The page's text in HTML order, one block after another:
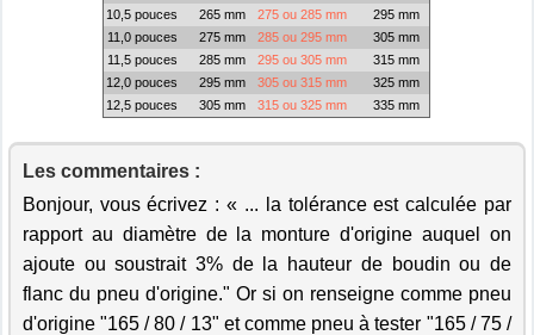
10,5 pouces
265 mm 275 ou 285 mm
295 mm
11,0 pouces
275 mm 285 ou 295 mm
305 mm
11,5 pouces
285 mm 295 ou 305 mm
315 mm
12,0 pouces
295 mm 305 ou 315 mm
325 mm
12,5 pouces
305 mm 315 ou 325 mm 335 mm
Les commentaires :
Bonjour, vous écrivez : « ... la tolérance est calculée par
rapport au diamètre de la monture d'origine auquel on
ajoute ou soustrait 3% de la hauteur de boudin ou de
flanc du pneu d'origine." Or si on renseigne comme pneu
d'origine "165 / 80 / 13" et comme pneu à tester "165 / 75 /